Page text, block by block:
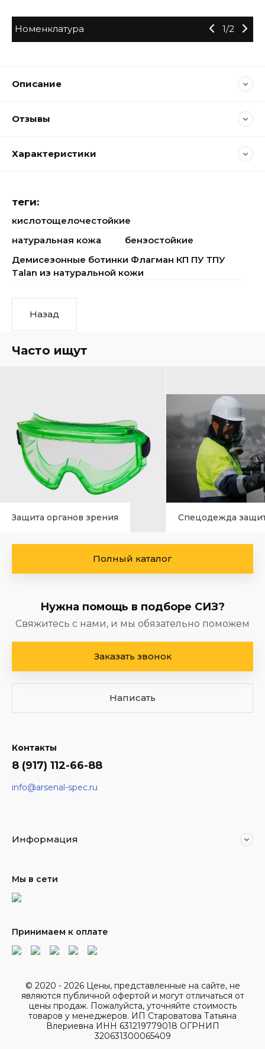
Номенклатура 1/2
Описание
Отзывы
Характеристики
теги:
кислотощелочестойкие
натуральная кожа
бензостойкие
Демисезонные ботинки Флагман КП ПУ ТПУ
Talan из натуральной кожи
Назад
Часто ищут
Защита органов зрения Спецодежда
Полный каталог
Нужна помощь в подборе СИЗ?
Свяжитесь с нами, и мы обязательно поможем
Заказать звонок
Написать
Контакты
8 (917) 112-66-88
info@arsenal-spec.ru
Информация
Мы в сети
Принимаем к оплате
© 2020 - 2026 Цены, представленные на сайте, не
являются публичной офертой и могут отличаться от
цены продаж. Пожалуйста, уточняйте стоимость
товаров у менеджеров. ИП Староватова Татьяна
Влериевна ИНН 631219779018 ОГРНИП
320631300065409